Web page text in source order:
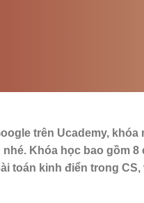
trên Ucademy, khóa
Khóa học bao gồm
toán kinh điển trong